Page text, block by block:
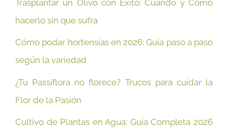
Trasplantar un Olivo con Éxito: Cuándo y Cómo
hacerlo sin que sufra
Cómo podar hortensias en 2026: Guía paso a paso
según la variedad
¿Tu Passiflora no florece? Trucos para cuidar la
Flor de la Pasión
Cultivo de Plantas en Agua: Guía Completa 2026